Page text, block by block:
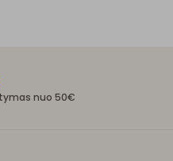
nuo 50€